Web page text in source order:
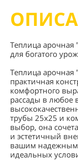
Теплица арочная
для богатого
Теплица арочная
практичная
комфортного
рассады в любое
трубы 25х25 и
выбор, она
и эстетичный
вашим
идеальных